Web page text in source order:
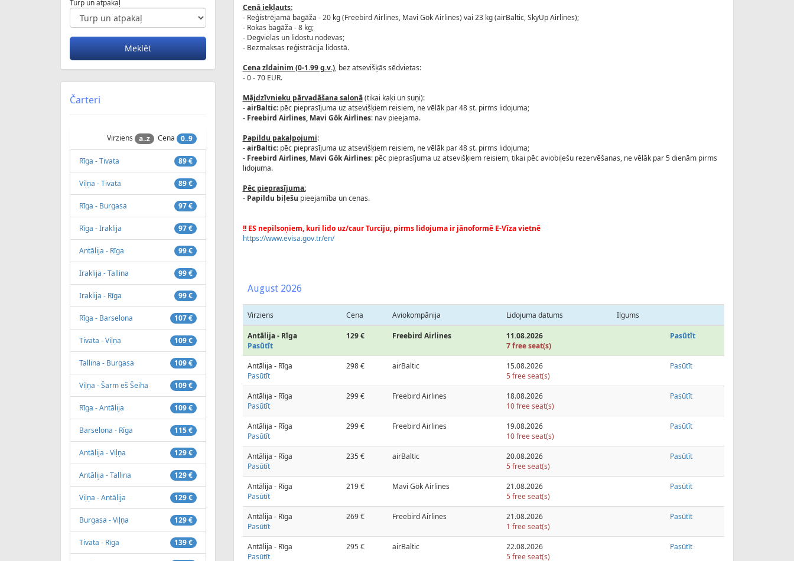
Turp un atpakaļ
Čarteri
Virziens a..z Cena 0..9
89 €
Rīga - Tivata
89 €
Viļņa - Tivata
97 €
Rīga - Burgasa
97 €
Rīga - Iraklija
99 €
Antālija - Rīga
99 €
Iraklija - Tallina
99 €
Iraklija - Rīga
107 €
Rīga - Barselona
109 €
Tivata - Viļņa
109 €
Tallina - Burgasa
109 €
Viļņa - Šarm eš Šeiha
109 €
Rīga - Antālija
115 €
Barselona - Rīga
129 €
Antālija - Viļņa
129 €
Antālija - Tallina
129 €
Viļņa - Antālija
129 €
Burgasa - Viļņa
139 €
Tivata - Rīga
Cenā iekļauts:
- Reģistrējamā bagāža - 20 kg (Freebird Airlines, Mavi Gök Airlines) vai 23 kg (airBaltic, SkyUp Airlines);
- Rokas bagāža - 8 kg;
- Degvielas un lidostu nodevas;
- Bezmaksas reģistrācija lidostā.
Cena zīdainim (0-1.99 g.v.), bez atsevišķās sēdvietas:
- 0 - 70 EUR.
Mājdzīvnieku pārvadāšana salonā(tikai kaķi un suņi):
-airBaltic: pēc pieprasījuma uz atsevišķiem reisiem, ne vēlāk par 48 st. pirms lidojuma;
- Freebird Airlines, Mavi Gök Airlines: nav pieejama.
Papildu pakalpojumi:
-airBaltic: pēc pieprasījuma uz atsevišķiem reisiem, ne vēlāk par 48 st. pirms lidojuma;
- Freebird Airlines, Mavi Gök Airlines: pēc pieprasījuma uz atsevišķiem reisiem, tikai pēc aviobiļešu rezervēšanas, ne vēlāk par 5 dienām pirms
lidojuma.
Pēc pieprasījuma:
- Papildu biļešu pieejamība un cenas.
!! ES nepilsoņiem, kuri lido uz/caur Turciju, pirms lidojuma ir jānoformē E-Vīza vietnē
https://www.evisa.gov.tr/en/
August 2026
Virziens Cena Aviokompānija Lidojuma datums Ilgums
Antālija - Rīga
Pasūtīt
129 € Freebird Airlines
11.08.2026
7 free seat(s)
Pasūtīt
Antālija - Rīga
Pasūtīt
298 € airBaltic
15.08.2026
5 free seat(s)
Pasūtīt
Antālija - Rīga
Pasūtīt
299 € Freebird Airlines
18.08.2026
10 free seat(s)
Pasūtīt
Antālija - Rīga
Pasūtīt
299 € Freebird Airlines
19.08.2026
10 free seat(s)
Pasūtīt
Antālija - Rīga
Pasūtīt
235 € airBaltic
20.08.2026
5 free seat(s)
Pasūtīt
Antālija - Rīga
Pasūtīt
219 € Mavi Gök Airlines
21.08.2026
5 free seat(s)
Pasūtīt
Antālija - Rīga
Pasūtīt
269 € Freebird Airlines
21.08.2026
1 free seat(s)
Pasūtīt
Antālija - Rīga
Pasūtīt
295 € airBaltic
22.08.2026
5 free seat(s)
Pasūtīt